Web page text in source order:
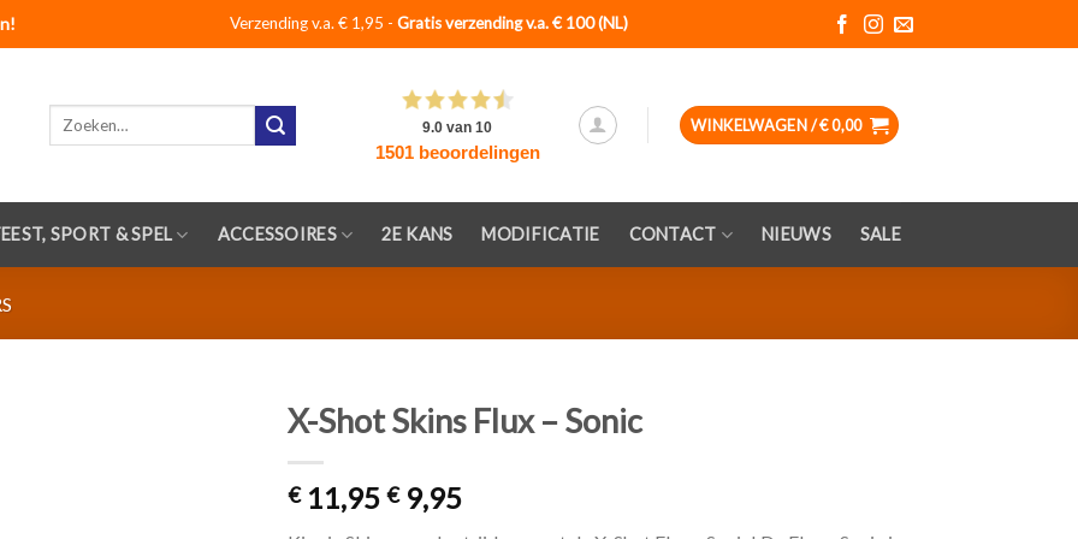
Verzending v.a. € 1,95 - Gratis verzending v.a. € 100 (NL)
Zoeken
WINKELWAGEN /€0,00
SPORT & SPEL ACCESSOIRES 2E KANS MODIFICATIE CONTACT NIEUWS SALE
X-Shot Skins Flux – Sonic
€11,95 €9,95